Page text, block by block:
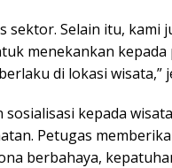
sektor. Selain itu, kami
menekankan
di lokasi wisata,”
kepada
Petugas
berbahaya,